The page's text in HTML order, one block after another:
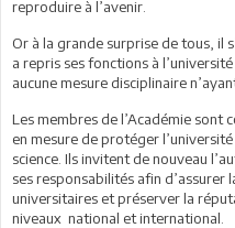
reproduire à l’avenir.
Or à la grande surprise de tous, il
a repris ses fonctions à
aucune mesure disciplinaire
Les membres de l’Académie sont
en mesure de protéger
science. Ils invitent de nouveau
ses responsabilités afin d’assurer
universitaires et préserver la
niveaux national et international.